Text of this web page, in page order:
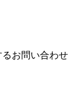
お問い合わせ